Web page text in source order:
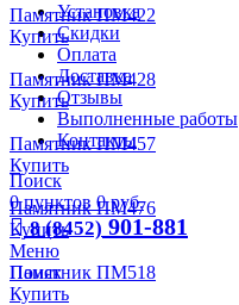
Установка
Скидки
Оплата
Доставка
Отзывы
Выполненные работы
Контакты
Поиск
0пунктов 0руб.
8 (8452) 901-881
Меню
Поиск
Памятник ПМ422
Купить
Памятник ПМ428
Купить
Памятник ПМ457
Купить
Памятник ПМ476
Купить
Памятник ПМ518
Купить